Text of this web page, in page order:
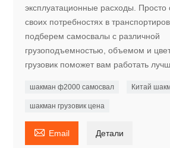
эксплуатационные расходы.
своих потребностях в
подберем самосвалы с различной
грузоподъемностью, объемом и
грузовик поможет вам работать
шакман ф2000 самосвал Китай
шакман грузовик цена
 Email Детали